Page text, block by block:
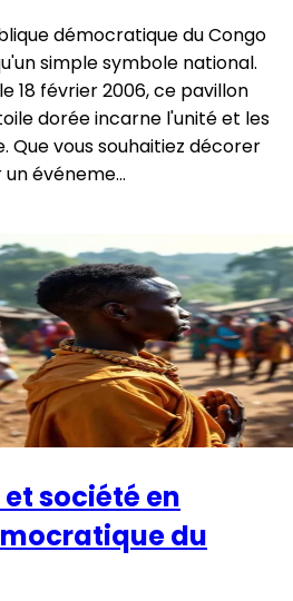
démocratique du Congo
simple symbole national.
18 février 2006, ce pavillon
dorée incarne l'unité et les
Que vous souhaitiez décorer
événeme...
société en
du